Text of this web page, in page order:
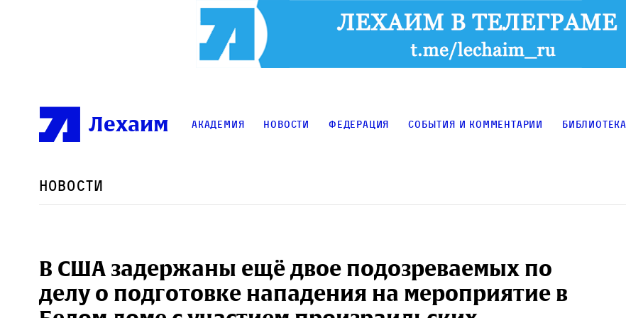
Лехаим Академия Новости Федерация События и комментарии Библиотека
Новости
В США задержаны ещё двое подозреваемых по
делу о подготовке нападения на мероприятие в